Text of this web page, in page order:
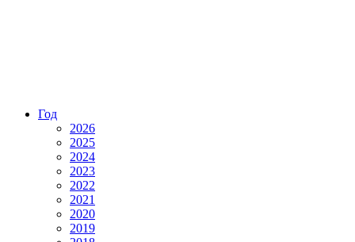
Год
2026
2025
2024
2023
2022
2021
2020
2019